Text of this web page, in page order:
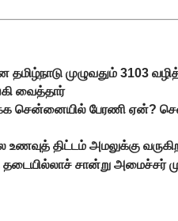
முழுவதும் 3103
வைத்தார்
சென்னையில் பேரணி ஏன்?
உணவுத் திட்டம் அமலுக்கு
சான்று அமைச்சர்